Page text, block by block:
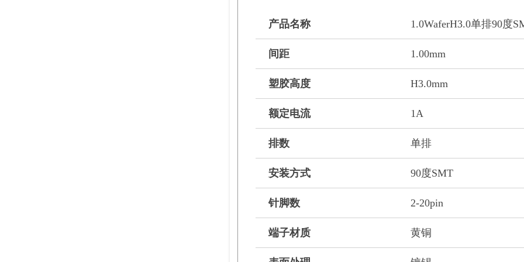
产品名称 1.0WaferH3.0单排90度
间距 1.00mm
塑胶高度 H3.0mm
额定电流 1A
排数 单排
安装方式 90度SMT
针脚数 2-20pin
端子材质 黄铜